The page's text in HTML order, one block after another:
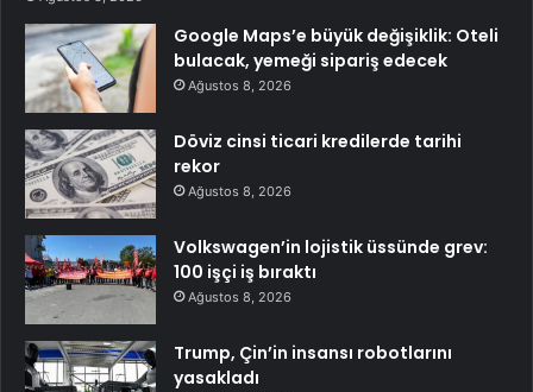
Google Maps’e büyük değişiklik: Oteli
bulacak, yemeği sipariş edecek
Ağustos 8, 2026
Döviz cinsi ticari kredilerde tarihi
rekor
Ağustos 8, 2026
Volkswagen’in lojistik üssünde grev:
100 işçi iş bıraktı
Ağustos 8, 2026
Trump, Çin’in insansı robotlarını
yasakladı